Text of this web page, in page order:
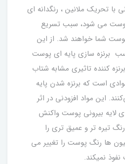
با تحریک ملانین ، رنگدانه ای
می شود، سبب تسریع
شما خواهند شد. از این
برنزه سازی پایه ای پوست
کننده تاثیری مشابه شتاب
است که برنزه شدن پایه
این مواد افزودنی در اثر
لایه بیرونی پوست واکنش
تیره تر و عمیق تری را
ها رنگ پوست را تغییر می
نمیکند.